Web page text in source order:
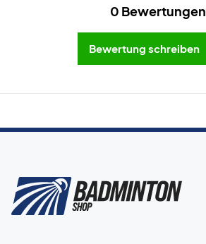
0 Bewertungen
Bewertung schreiben